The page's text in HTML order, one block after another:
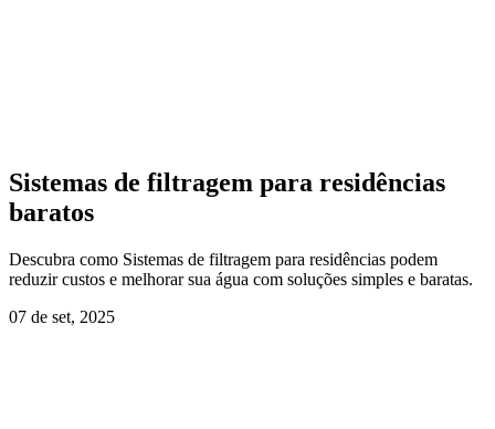
Sistemas de filtragem para residências
baratos
Descubra como Sistemas de filtragem para residências podem
reduzir custos e melhorar sua água com soluções simples e baratas.
07 de set, 2025